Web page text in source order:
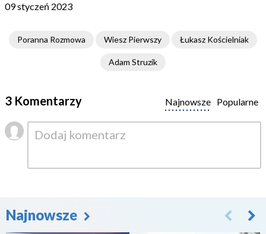
09 styczeń 2023
Poranna Rozmowa Wiesz Pierwszy Łukasz Kościelniak
Adam Struzik
3 Komentarzy Popularne
Najnowsze
Najnowsze